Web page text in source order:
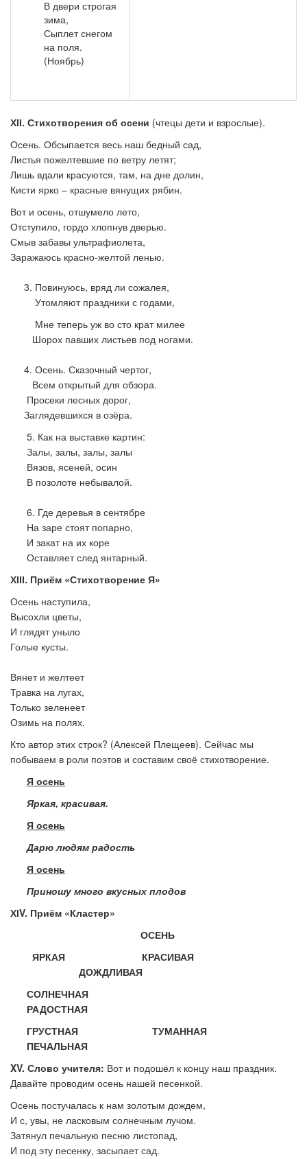
В двери строгая
зима,
Сыплет снегом
на поля.
(Ноябрь)
ХІІ. Стихотворения об осени (чтецы дети и взрослые).
Осень. Обсыпается весь наш бедный сад,
Листья пожелтевшие по ветру летят;
Лишь вдали красуются, там, на дне долин,
Кисти ярко – красные вянущих рябин.
Вот и осень, отшумело лето,
Отступило, гордо хлопнув дверью.
Смыв забавы ультрафиолета,
Заражаюсь красно-желтой ленью.
3. Повинуюсь, вряд ли сожалея,
Утомляют праздники с годами,
Мне теперь уж во сто крат милее
Шорох павших листьев под ногами.
4. Осень. Сказочный чертог,
Всем открытый для обзора.
Просеки лесных дорог,
Заглядевшихся в озёра.
5. Как на выставке картин:
Залы, залы, залы, залы
Вязов, ясеней, осин
В позолоте небывалой.
6. Где деревья в сентябре
На заре стоят попарно,
И закат на их коре
Оставляет след янтарный.
ХІІІ. Приём «Стихотворение Я»
Осень наступила,
Высохли цветы,
И глядят уныло
Голые кусты.
Вянет и желтеет
Травка на лугах,
Только зеленеет
Озимь на полях.
Кто автор этих строк? (Алексей Плещеев). Сейчас мы
побываем в роли поэтов и составим своё стихотворение.
Я осень
Яркая, красивая.
Я осень
Дарю людям радость
Я осень
Приношу много вкусных плодов
ХІV. Приём «Кластер»
ОСЕНЬ
ЯРКАЯ КРАСИВАЯ
ДОЖДЛИВАЯ
СОЛНЕЧНАЯ
РАДОСТНАЯ
ГРУСТНАЯ ТУМАННАЯ
ПЕЧАЛЬНАЯ
XV. Слово учителя: Вот и подошёл к концу наш праздник.
Давайте проводим осень нашей песенкой.
Осень постучалась к нам золотым дождем,
И с, увы, не ласковым солнечным лучом.
Затянул печальную песню листопад,
И под эту песенку, засыпает сад.